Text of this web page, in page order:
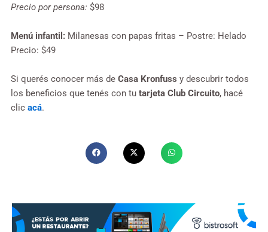
Precio por persona: $98
Menú infantil: Milanesas con papas fritas – Postre: Helado
Precio: $49
Si querés conocer más de Casa Kronfuss y descubrir todos
los beneficios que tenés con tu tarjeta Club Circuito, hacé
clic acá.